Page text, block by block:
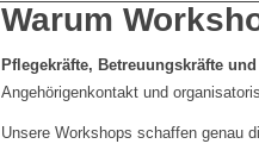
Warum
Pflegekräfte, Betreuungskräfte
Angehörigenkontakt und
Unsere Workshops schaffen genau